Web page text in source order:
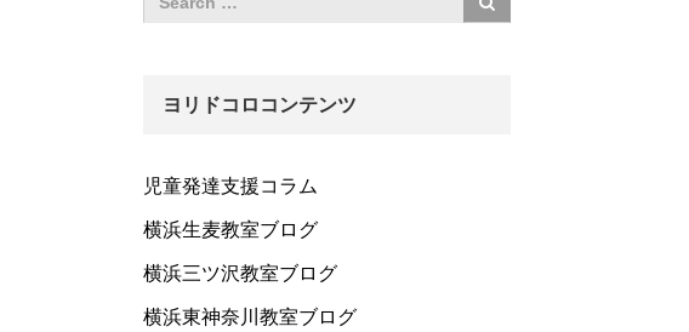
ヨリドコロコンテンツ
児童発達支援コラム
横浜生麦教室ブログ
横浜三ツ沢教室ブログ
横浜東神奈川教室ブログ